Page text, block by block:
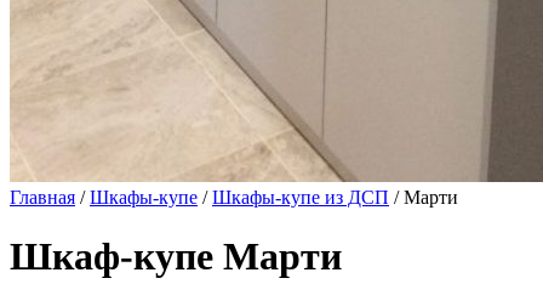
Главная /Шкафы-купе /Шкафы-купе из ДСП / Марти
Шкаф-купе Марти